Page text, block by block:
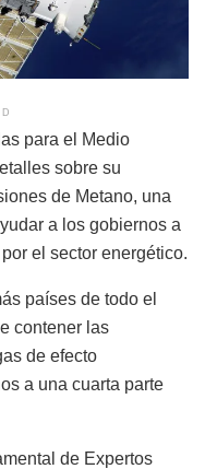
para el Medio
sobre su
de Metano, una
a los gobiernos a
el sector energético.
países de todo el
contener las
de efecto
a una cuarta parte
de Expertos